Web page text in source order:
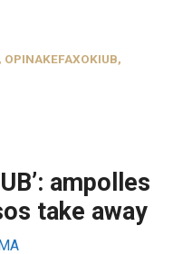
, OPINAKEFAXOKIUB,
ampolles
take away